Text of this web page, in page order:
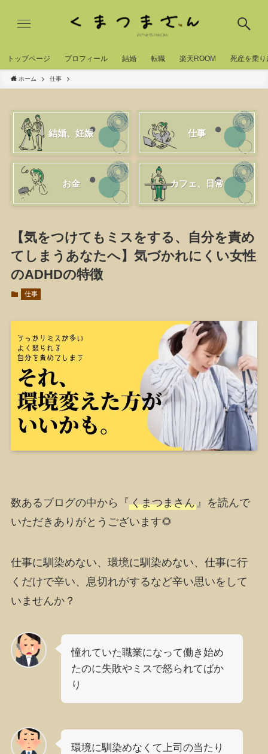
トッブページ プロフィール 結婚 転職 楽天ROOM 死産を乗り
ホーム 仕事
結婚、妊娠 仕事
お金 カフェ、日常
【気をつけてもミスをする、自分を責め
てしまうあなたへ】気づかれにくい女性
のADHDの特徴
仕事
数あるブログの中から『くまつまさん』を読んで
いただきありがとうございます🌻
仕事に馴染めない、環境に馴染めない、仕事に行
くだけで辛い、息切れがするなど辛い思いをして
いませんか？
憧れていた職業になって働き始め
たのに失敗やミスで怒られてばか
り
環境に馴染めなくて上司の当たり